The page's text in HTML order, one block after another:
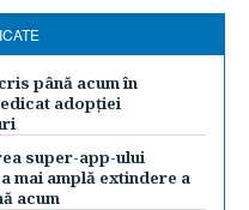
până acum în
adopției
super-app-ului
mai amplă extindere a
acum